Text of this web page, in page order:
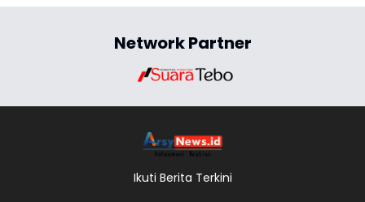
Network Partner
Ikuti Berita Terkini